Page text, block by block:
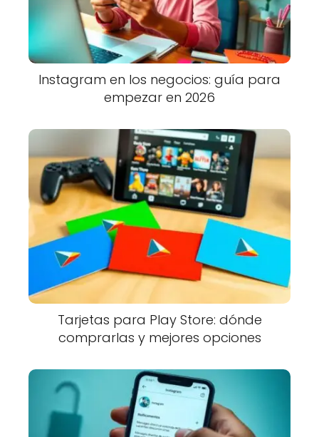
Instagram en los negocios: guía para
empezar en 2026
Tarjetas para Play Store: dónde
comprarlas y mejores opciones